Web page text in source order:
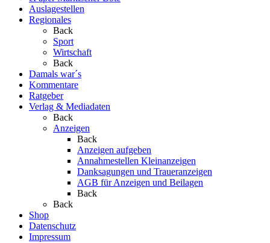
Auslagestellen
Regionales
Back
Sport
Wirtschaft
Back
Damals war´s
Kommentare
Ratgeber
Verlag & Mediadaten
Back
Anzeigen
Back
Anzeigen aufgeben
Annahmestellen Kleinanzeigen
Danksagungen und Traueranzeigen
AGB für Anzeigen und Beilagen
Back
Back
Shop
Datenschutz
Impressum